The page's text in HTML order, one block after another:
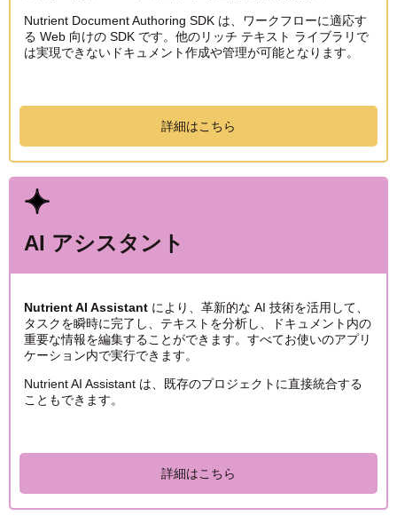
Nutrient Document Authoring SDK は、ワークフローに適応す
る Web 向けの SDK です。他のリッチ テキスト ライブラリで
は実現できないドキュメント作成や管理が可能となります。
詳細はこちら
AI アシスタント
Nutrient AI Assistant により、革新的な AI 技術を活用して、
タスクを瞬時に完了し、テキストを分析し、ドキュメント内の
重要な情報を編集することができます。すべてお使いのアプリ
ケーション内で実行できます。
Nutrient AI Assistant は、既存のプロジェクトに直接統合する
こともできます。
詳細はこちら